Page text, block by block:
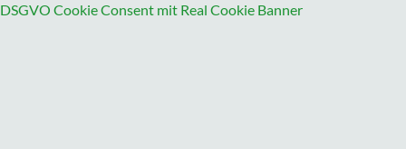
DSGVO Cookie Consent mit Real Cookie Banner